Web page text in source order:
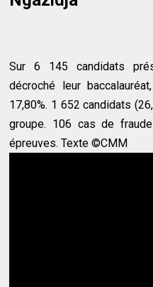
Sur 6 145 candidats
décroché leur
17,80%. 1 652 candidats
groupe. 106 cas de
épreuves. Texte ©CMM